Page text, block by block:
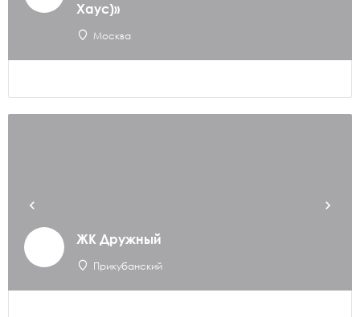
Хаус)»
Москва
ЖК Дружный
Прикубанский